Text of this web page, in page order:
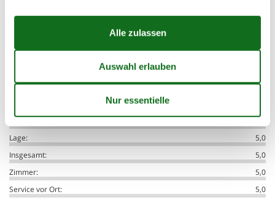
Externe Bewertungen
Unsere GästebewertungenExterne Bewertungen
5,0
Reinigung:
5,0
Lage:
5,0
Insgesamt:
5,0
Zimmer:
5,0
Service vor Ort:
5,0